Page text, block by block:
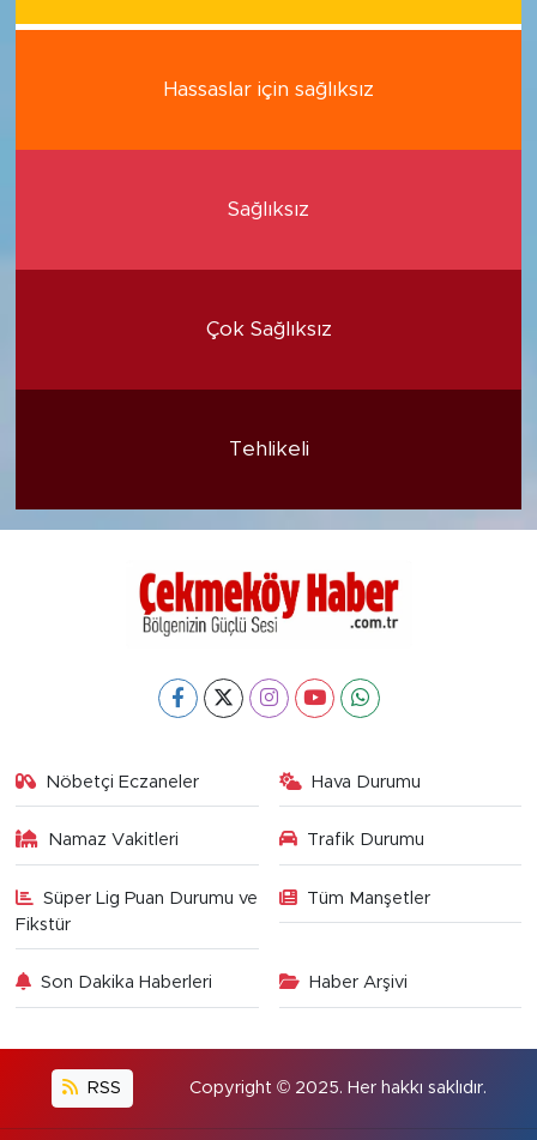
Hassaslar için sağlıksız
Sağlıksız
Çok Sağlıksız
Tehlikeli
Nöbetçi Eczaneler Hava Durumu
Namaz Vakitleri Trafik Durumu
Süper Lig Puan Durumu ve
Fikstür
Tüm Manşetler
Son Dakika Haberleri Haber Arşivi
RSS Copyright © 2025. Her hakkı saklıdır.